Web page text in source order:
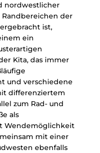
nordwestlicher
der
ist,
ein
Kita, das immer
und verschiedene
differenziertem
zum Rad- und
als
Wendemöglichkeit
mit einer
ebenfalls